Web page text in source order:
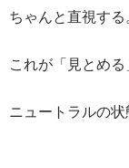
ちゃんと直視する
これが「見とめる
ニュートラルの状